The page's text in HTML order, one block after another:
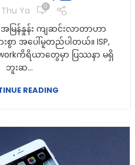
Thu Ya 0
ြန်နှုန်း ကျဆင်းလာတာဟာ
းစွာ အပေါ်မူတည်ပါတယ်။ ISP,
ကိရိယာတွေမှာ ပြဿနာ မရှိ
ဘူးဆ...
READING